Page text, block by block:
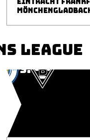
EINTRACHT
LEAGUE